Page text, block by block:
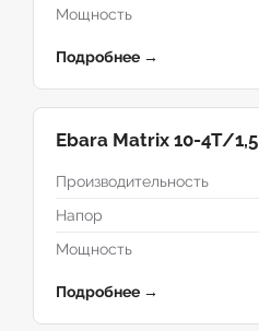
Мощность
Подробнее →
Ebara Matrix 10-4T/1,5
Производительность
Напор
Мощность
Подробнее →